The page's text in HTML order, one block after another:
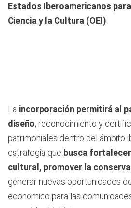
Estados Iberoamericanos
Ciencia y la Cultura (OEI)
La incorporación permitirá al
diseño, reconocimiento y
patrimoniales dentro del ámbito
estrategia que busca
cultural, promover la
generar nuevas oportunidades
económico para las